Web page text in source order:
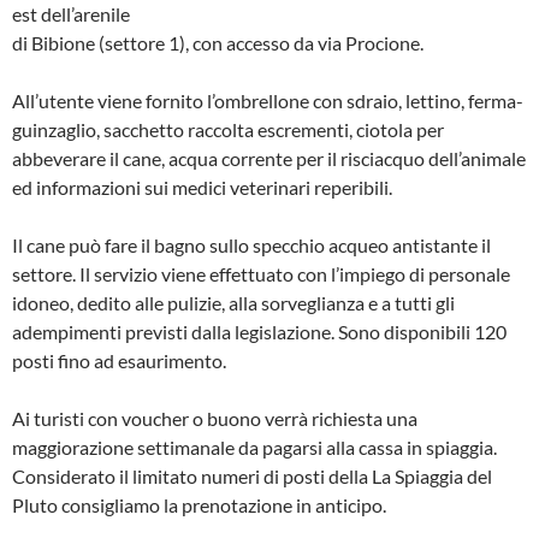
est dell’arenile
di Bibione (settore 1), con accesso da via Procione.
All’utente viene fornito l’ombrellone con sdraio, lettino, ferma-
guinzaglio, sacchetto raccolta escrementi, ciotola per
abbeverare il cane, acqua corrente per il risciacquo dell’animale
ed informazioni sui medici veterinari reperibili.
Il cane può fare il bagno sullo specchio acqueo antistante il
settore. Il servizio viene effettuato con l’impiego di personale
idoneo, dedito alle pulizie, alla sorveglianza e a tutti gli
adempimenti previsti dalla legislazione. Sono disponibili 120
posti fino ad esaurimento.
Ai turisti con voucher o buono verrà richiesta una
maggiorazione settimanale da pagarsi alla cassa in spiaggia.
Considerato il limitato numeri di posti della La Spiaggia del
Pluto consigliamo la prenotazione in anticipo.